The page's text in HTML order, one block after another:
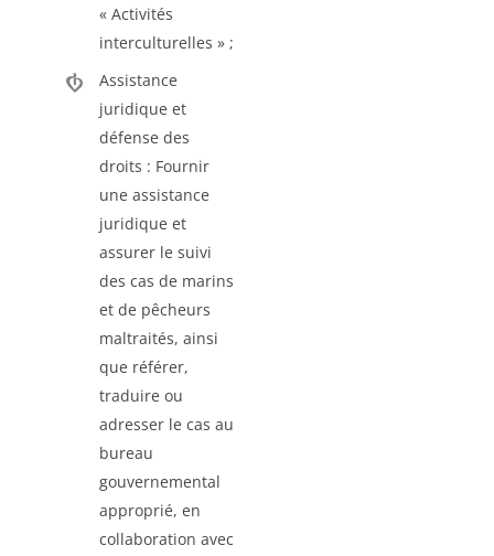
« Activités
interculturelles » ;
Assistance
juridique et
défense des
droits : Fournir
une assistance
juridique et
assurer le suivi
des cas de marins
et de pêcheurs
maltraités, ainsi
que référer,
traduire ou
adresser le cas au
bureau
gouvernemental
approprié, en
collaboration avec